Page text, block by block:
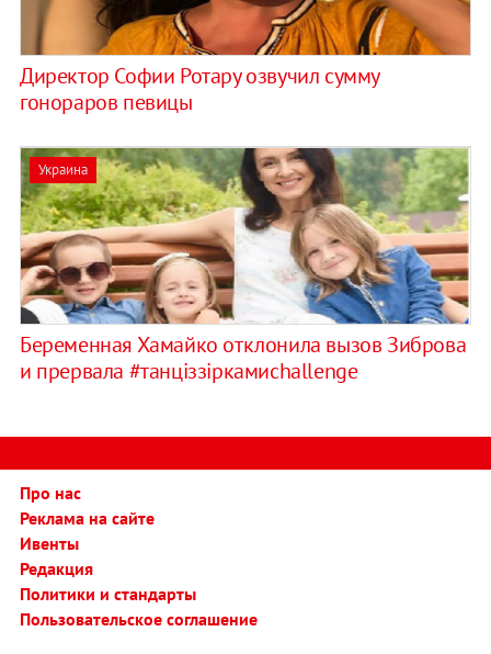
Директор Софии Ротару озвучил сумму
гонораров певицы
Украина
Беременная Хамайко отклонила вызов Зиброва
и прервала #танціззіркамиchallenge
Про нас
Реклама на сайте
Ивенты
Редакция
Политики и стандарты
Пользовательское соглашение